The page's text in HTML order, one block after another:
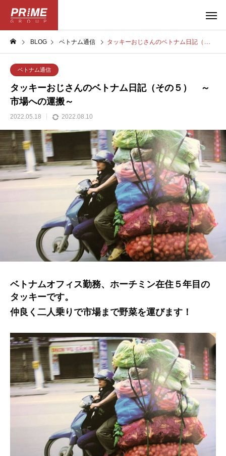
BLOG ベトナム通信 タッキーおじさんのベトナム日記（その５） ～市場への運搬～
ベトナム通信
タッキーおじさんのベトナム日記（その５） ～
市場への運搬～
2022.05.18 2022.08.10
ベトナムオフィス勤務、ホーチミン在住５年目の
タッキーです。
仲良く二人乗りで市場まで野菜を運びます！